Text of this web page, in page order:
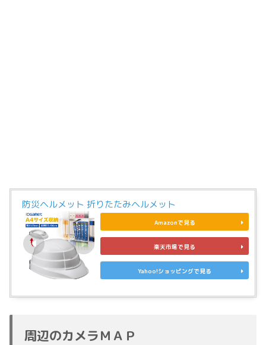
防災ヘルメット 折りたたみヘルメット
Amazonで見る
楽天市場で見る
Yahoo!ショッピングで見る
周辺のカメラＭＡＰ